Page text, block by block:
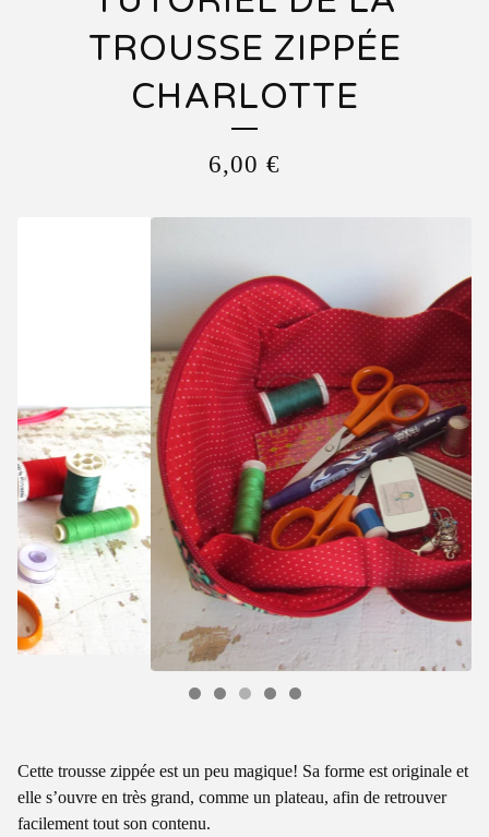
TROUSSE ZIPPÉE
CHARLOTTE
6,00 €
Cette trousse zippée est un peu magique! Sa forme est originale et
elle s’ouvre en très grand, comme un plateau, afin de retrouver
facilement tout son contenu.